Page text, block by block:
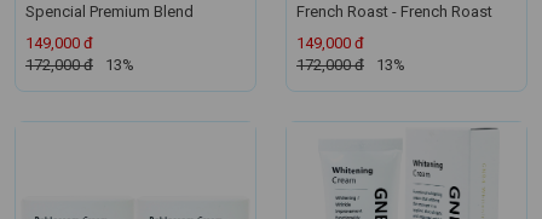
Spencial Premium Blend
149,000 đ
172,000 đ
13%
French Roast - French Roast
149,000 đ
172,000 đ
13%